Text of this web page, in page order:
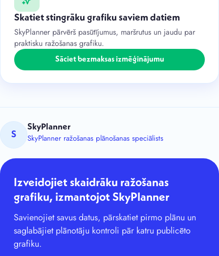
Skatiet stingrāku grafiku saviem datiem
SkyPlanner pārvērš pasūtījumus, maršrutus un jaudu par
praktisku ražošanas grafiku.
Sāciet bezmaksas izmēģinājumu
S
SkyPlanner
SkyPlanner ražošanas plānošanas speciālists
Izveidojiet skaidrāku ražošanas
grafiku, izmantojot SkyPlanner
Savienojiet savus datus, pārskatiet pirmo plānu un
saglabājiet plānotāju kontroli pār katru publicēto
grafiku.